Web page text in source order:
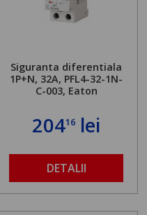
Siguranta diferentiala
1P+N, 32A, PFL4-32-1N-
C-003, Eaton
20416 lei
DETALII